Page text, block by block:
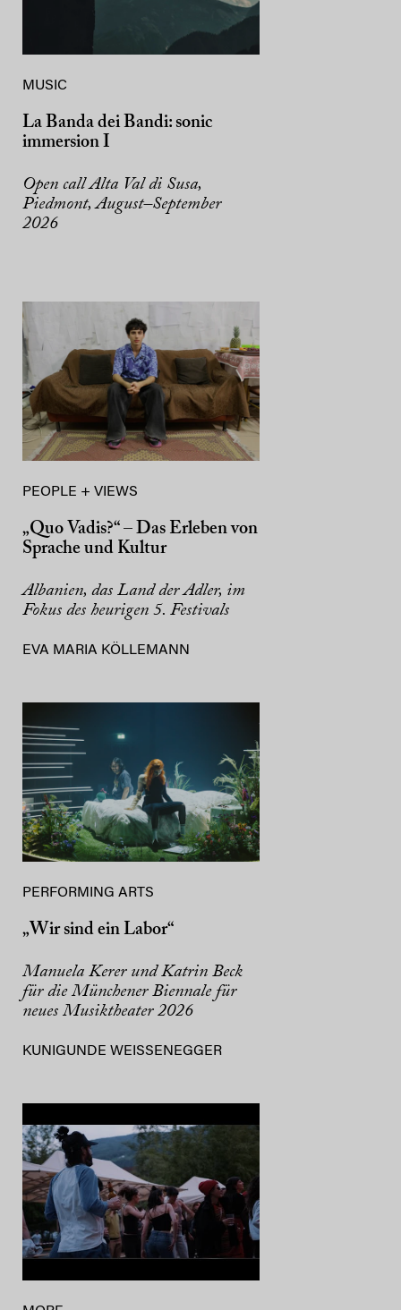
MUSIC
La Banda dei Bandi: sonic
immersion I
Open call Alta Val di Susa,
Piedmont, August–September
2026
PEOPLE + VIEWS
„Quo Vadis?“ – Das Erleben von
Sprache und Kultur
Albanien, das Land der Adler, im
Fokus des heurigen 5. Festivals
EVA MARIA KÖLLEMANN
PERFORMING ARTS
„Wir sind ein Labor“
Manuela Kerer und Katrin Beck
für die Münchener Biennale für
neues Musiktheater 2026
KUNIGUNDE WEISSENEGGER